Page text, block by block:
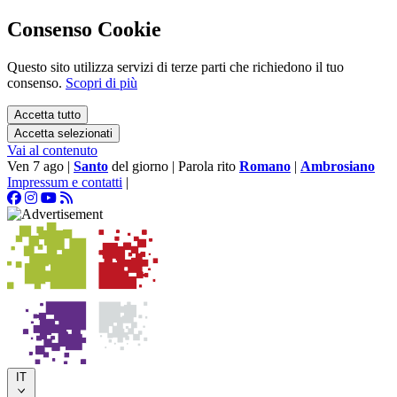
Consenso Cookie
Questo sito utilizza servizi di terze parti che richiedono il tuo
consenso. Scopri di più
Accetta tutto
Accetta selezionati
Vai al contenuto
Ven 7 ago | Santo del giorno | Parola rito Romano | Ambrosiano
Impressum e contatti |
IT